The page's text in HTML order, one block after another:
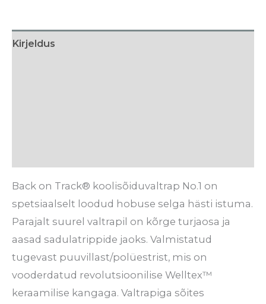
Kirjeldus
Back on Track® koolisõiduvaltrap No.1 on
spetsiaalselt loodud hobuse selga hästi istuma.
Parajalt suurel valtrapil on kõrge turjaosa ja
aasad sadulatrippide jaoks. Valmistatud
tugevast puuvillast/polüestrist, mis on
vooderdatud revolutsioonilise Welltex™
keraamilise kangaga. Valtrapiga sõites